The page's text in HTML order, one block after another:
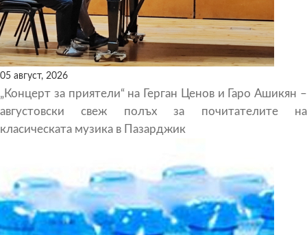
05 август, 2026
„Концерт за приятели“ на Герган Ценов и Гаро Ашикян –
августовски свеж полъх за почитателите на
класическата музика в Пазарджик